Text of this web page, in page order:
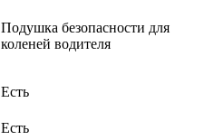
Подушка безопасности для
коленей водителя
Есть
Есть